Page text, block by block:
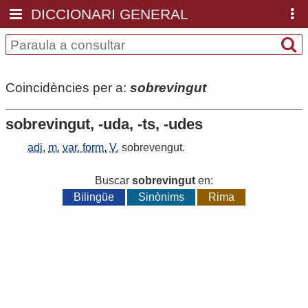
DICCIONARI GENERAL
Coincidències per a: sobrevingut
sobrevingut, -uda, -ts, -udes
adj. m. var. form. V. sobrevengut.
Buscar sobrevingut en:
Bilingüe
Sinònims Rima